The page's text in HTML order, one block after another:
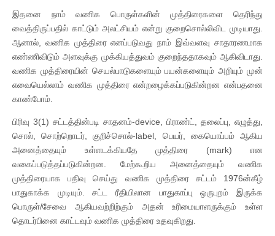
இதனை நாம் வணிக பொருள்களின் முத்திரைகளை தெரிந்து
வைத்திருப்பதில் காட்டும் அலட்சியம் என்று குறைசொல்லிவிட முடியாது.
ஆனால், வணிக முத்திரை எனப்படுவது நாம் இவ்வளவு சாதாரணமாக
எண்ணிவிடும் அளவுக்கு முக்கியத்துவம் குறைந்ததாகவும் ஆகிவிடாது.
வணிக முத்திரையின் செயல்பாடுகளையும் பயன்களையும் அறியும் முன்
எவையெல்லாம் வணிக முத்திரை என்றழைக்கப்படுகின்றன என்பதனை
காண்போம்.
பிரிவு 3(1) சட்டத்தின்படி சாதனம்-device, பிராண்ட், தலைப்பு, எழுத்து,
சொல், சொற்றொடர், குறிச்சொல்-label, பெயர், கையொப்பம் ஆகிய
அனைத்தையும் உள்ளடக்கியதே முத்திரை (mark) என
வகைப்படுத்தப்படுகின்றன. மேற்கூறிய அனைத்தையும் வணிக
முத்திரையாக பதிவு செய்து வணிக முத்திரை சட்டம் 1976ன்கீழ்
பாதுகாக்க முடியும். சட்ட ரீதியிலான பாதுகாப்பு ஒருபுறம் இருக்க
பொருள்/சேவை ஆகியவற்றிற்கும் அதன் உரிமையாளருக்கும் உள்ள
தொடர்பினை காட்டவும் வணிக முத்திரை உதவுகிறது.